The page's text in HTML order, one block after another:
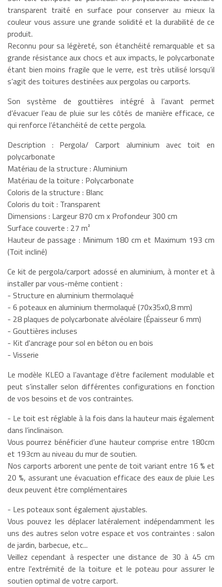
transparent traité en surface pour conserver au mieux la
couleur vous assure une grande solidité et la durabilité de ce
produit.
Reconnu pour sa légèreté, son étanchéité remarquable et sa
grande résistance aux chocs et aux impacts, le polycarbonate
étant bien moins fragile que le verre, est très utilisé lorsqu’il
s’agit des toitures destinées aux pergolas ou carports.
Son système de gouttières intégré à l’avant permet
d’évacuer l’eau de pluie sur les côtés de manière efficace, ce
qui renforce l’étanchéité de cette pergola.
Description : Pergola/ Carport aluminium avec toit en
polycarbonate
Matériau de la structure : Aluminium
Matériau de la toiture : Polycarbonate
Coloris de la structure : Blanc
Coloris du toit : Transparent
Dimensions : Largeur 870 cm x Profondeur 300 cm
Surface couverte : 27 m²
Hauteur de passage : Minimum 180 cm et Maximum 193 cm
(Toit incliné)
Ce kit de pergola/carport adossé en aluminium, à monter et à
installer par vous-même contient :
- Structure en aluminium thermolaqué
- 6 poteaux en aluminium thermolaqué (70x35x0,8 mm)
- 28 plaques de polycarbonate alvéolaire (Épaisseur 6 mm)
- Gouttières incluses
- Kit d'ancrage pour sol en béton ou en bois
- Visserie
Le modèle KLEO a l’avantage d’être facilement modulable et
peut s’installer selon différentes configurations en fonction
de vos besoins et de vos contraintes.
- Le toit est réglable à la fois dans la hauteur mais également
dans l’inclinaison.
Vous pourrez bénéficier d’une hauteur comprise entre 180cm
et 193cm au niveau du mur de soutien.
Nos carports arborent une pente de toit variant entre 16 % et
20 %, assurant une évacuation efficace des eaux de pluie Les
deux peuvent être complémentaires
- Les poteaux sont également ajustables.
Vous pouvez les déplacer latéralement indépendamment les
uns des autres selon votre espace et vos contraintes : salon
de jardin, barbecue, etc...
Veillez cependant à respecter une distance de 30 à 45 cm
entre l'extrémité de la toiture et le poteau pour assurer le
soutien optimal de votre carport.